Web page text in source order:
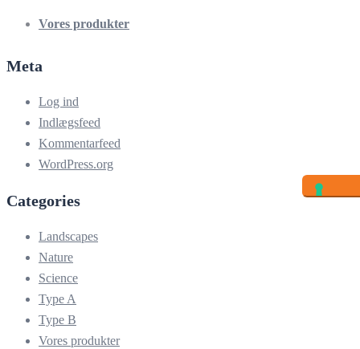
Vores produkter
Meta
Log ind
Indlægsfeed
Kommentarfeed
WordPress.org
Categories
Landscapes
Nature
Science
Type A
Type B
Vores produkter